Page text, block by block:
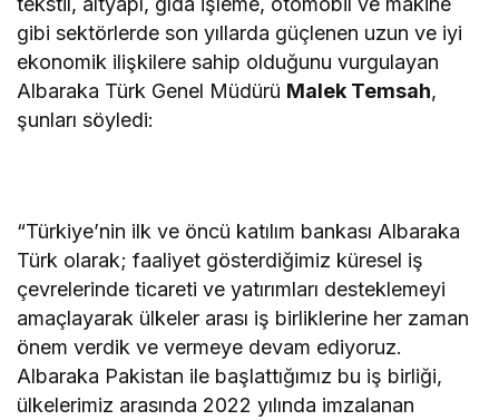
gibi sektörlerde son yıllarda güçlenen uzun ve iyi
ekonomik ilişkilere sahip olduğunu vurgulayan
Albaraka Türk Genel Müdürü Malek Temsah,
şunları söyledi:
“Türkiye’nin ilk ve öncü katılım bankası Albaraka
Türk olarak; faaliyet gösterdiğimiz küresel iş
çevrelerinde ticareti ve yatırımları desteklemeyi
amaçlayarak ülkeler arası iş birliklerine her zaman
önem verdik ve vermeye devam ediyoruz.
Albaraka Pakistan ile başlattığımız bu iş birliği,
ülkelerimiz arasında 2022 yılında imzalanan